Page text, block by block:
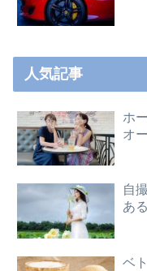
人気記事
ホ
オ
自
あ
ベ